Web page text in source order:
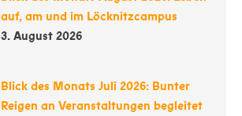
auf, am und im Löcknitzcampus
3. August 2026
Blick des Monats Juli 2026: Bunter
Reigen an Veranstaltungen begleitet